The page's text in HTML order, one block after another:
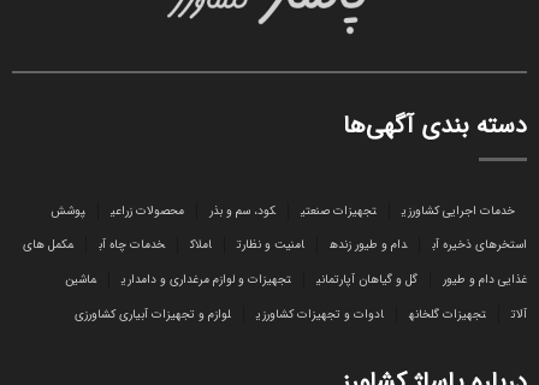
دسته بندی آگهی‌ها
خدمات اجرایی کشاورزی تجهیزات صنعتی کود، سم و بذر محصولات زراعی
پوشش
استخرهای ذخیره آب
دام و طیور زنده امنیت و نظارت املاک خدمات چاه آب
مکمل های
غذایی دام و طیور
گل و گیاهان آپارتمانی تجهیزات و لوازم مرغداری و دامداری
ماشین
آلات
تجهیزات گلخانه ادوات و تجهیزات کشاورزی لوازم و تجهیزات آبیاری کشاورزی